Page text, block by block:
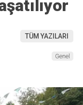
TÜM YAZILARI
Genel